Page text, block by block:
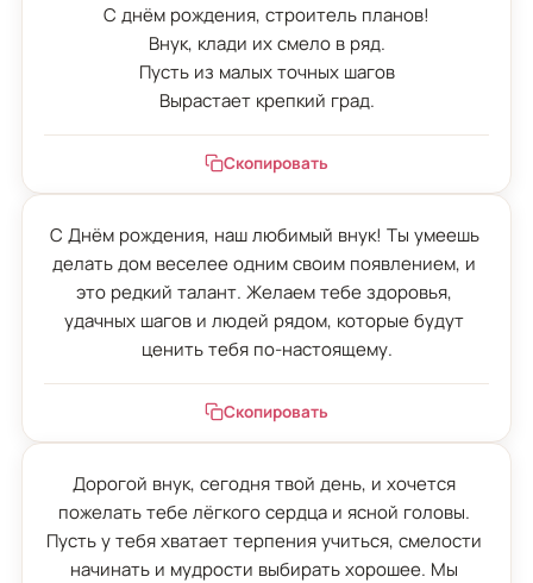
С днём рождения, строитель планов!
Внук, клади их смело в ряд.
Пусть из малых точных шагов
Вырастает крепкий град.
Скопировать
С Днём рождения, наш любимый внук! Ты умеешь
делать дом веселее одним своим появлением, и
это редкий талант. Желаем тебе здоровья,
удачных шагов и людей рядом, которые будут
ценить тебя по-настоящему.
Скопировать
Дорогой внук, сегодня твой день, и хочется
пожелать тебе лёгкого сердца и ясной головы.
Пусть у тебя хватает терпения учиться, смелости
начинать и мудрости выбирать хорошее. Мы